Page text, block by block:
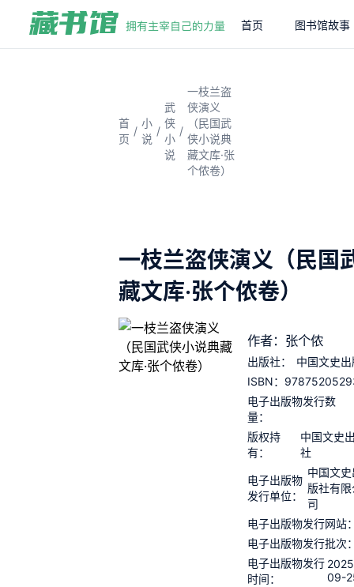
首页 图书馆故事
首
页
/
小
说
/
武
侠
小
说
/
一枝兰盗
侠演义
（民国武
侠小说典
藏文库·张
个侬卷）
一枝兰盗侠演义（民国
藏文库·张个侬卷）
作者：张个侬
出版社：
中国文史
ISBN：
电子出版物发行数
量：
版权持
有：
中国文史
社
电子出版物
发行单位：
中国文
版社有
司
电子出版物发行网站
电子出版物发行批次
电子出版物发行
时间：
09-